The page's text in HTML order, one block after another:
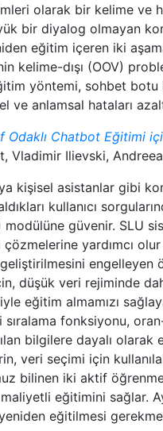
olarak bir kelime ve
bir diyalog olmayan
eğitim içeren iki
kelime-dışı (OOV)
yöntemi, sohbet
ve anlamsal hataları
Odaklı Chatbot Eğitimi
Vladimir Ilievski,
kişisel asistanlar gibi
kullanıcı
güvenir. SLU
yardımcı
engelleyen
düşük veri rejiminde
eğitim almamızı
fonksiyonu,
bilgilere dayalı
veri seçimi için
bilinen iki aktif
eğitimini sağlar.
eğitilmesi